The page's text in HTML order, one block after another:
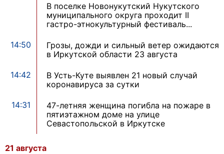
В поселке Новонукутский Нукутского
муниципального округа проходит II
гастро-этнокультурный фестиваль...
14:50
Грозы, дожди и сильный ветер ожидаются
в Иркутской области 23 августа
14:42
В Усть-Куте выявлен 21 новый случай
коронавируса за сутки
14:31
47-летняя женщина погибла на пожаре в
пятиэтажном доме на улице
Севастопольской в Иркутске
21 августа